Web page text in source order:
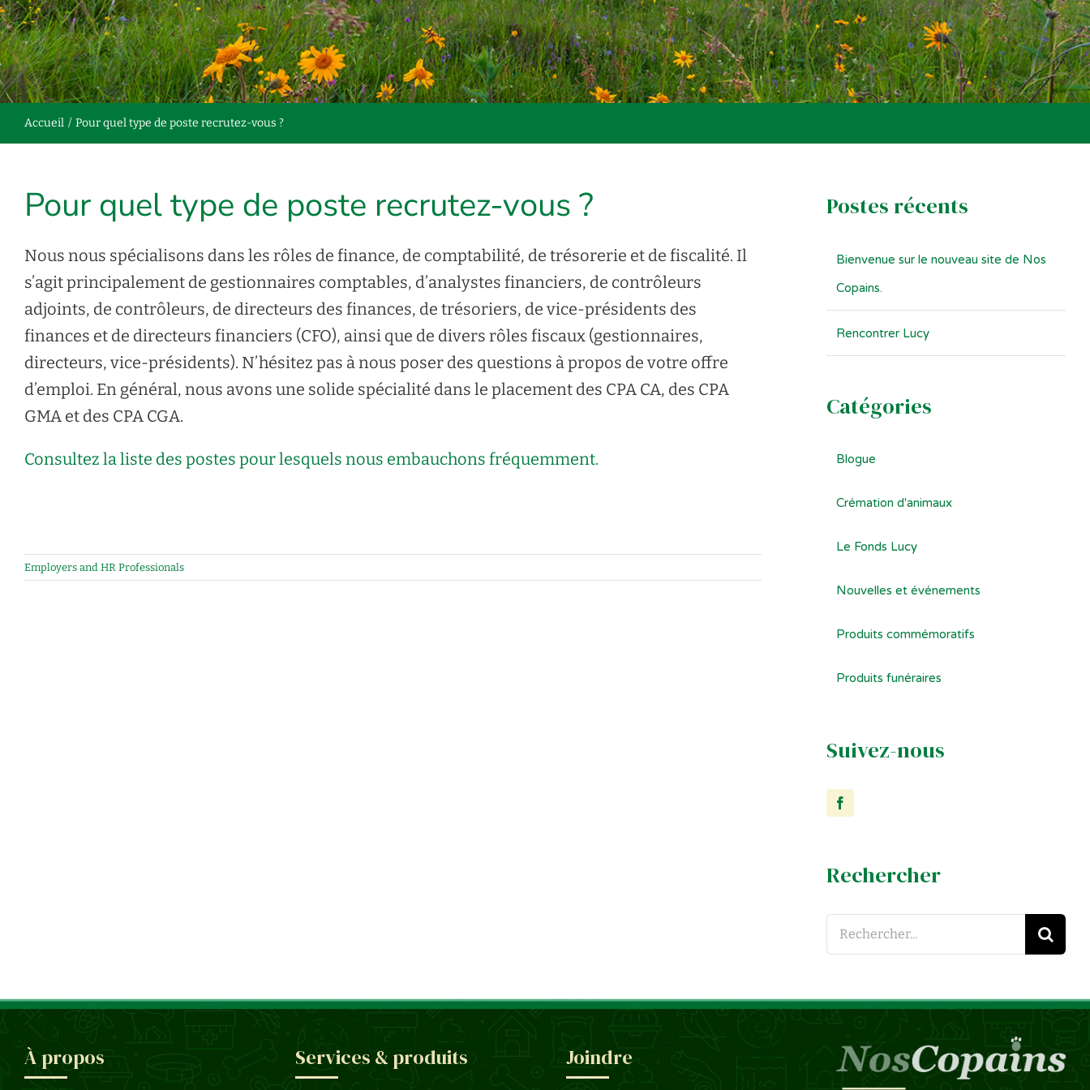
Accueil Pour quel type de poste recrutez-vous ?
Pour quel type de poste recrutez-vous ?
Nous nous spécialisons dans les rôles de finance, de comptabilité, de trésorerie et de fiscalité. Il
s’agit principalement de gestionnaires comptables, d’analystes financiers, de contrôleurs
adjoints, de contrôleurs, de directeurs des finances, de trésoriers, de vice-présidents des
finances et de directeurs financiers (CFO), ainsi que de divers rôles fiscaux (gestionnaires,
directeurs, vice-présidents). N’hésitez pas à nous poser des questions à propos de votre offre
d’emploi. En général, nous avons une solide spécialité dans le placement des CPA CA, des CPA
GMA et des CPA CGA.
Consultez la liste des postes pour lesquels nous embauchons fréquemment.
Employers and HR Professionals
Postes récents
Bienvenue sur le nouveau site de Nos
Copains.
Rencontrer Lucy
Catégories
Blogue
Crémation d'animaux
Le Fonds Lucy
Nouvelles et événements
Produits commémoratifs
Produits funéraires
Suivez-nous
Rechercher
Search
for:
À propos Services & produits Joindre